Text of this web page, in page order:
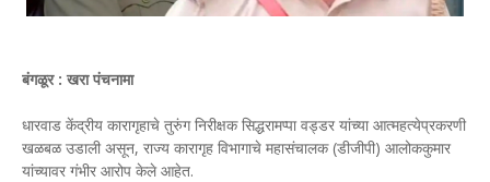
बंगळूर : खरा पंचनामा
धारवाड केंद्रीय कारागृहाचे तुरुंग निरीक्षक सिद्धरामप्पा वड्डर यांच्या आत्महत्येप्रकरणी
खळबळ उडाली असून, राज्य कारागृह विभागाचे महासंचालक (डीजीपी) आलोककुमार
यांच्यावर गंभीर आरोप केले आहेत.